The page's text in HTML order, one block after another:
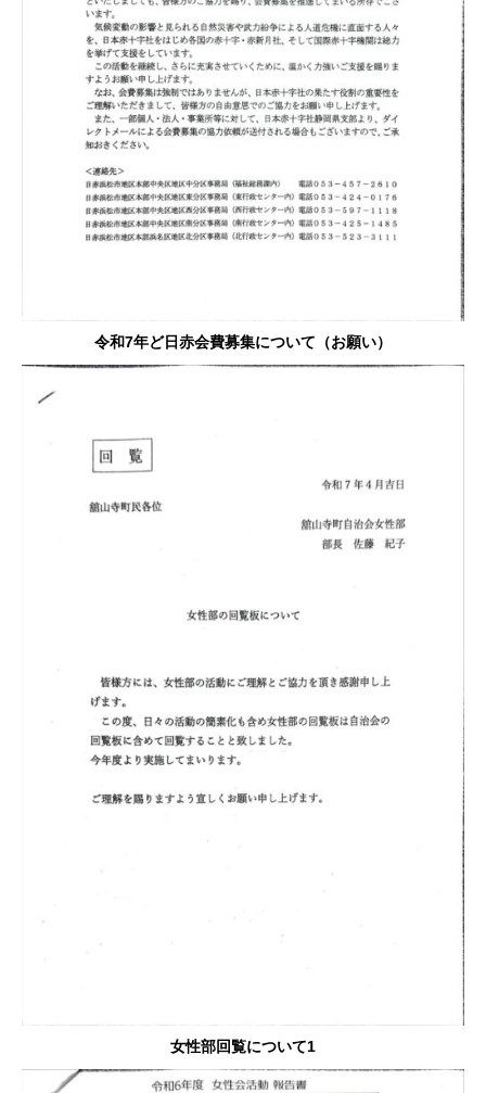
令和7年ど日赤会費募集について（お願い）
女性部回覧について1